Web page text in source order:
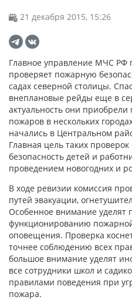
21 декабря 2015, 15:26
Главное управление МЧС РФ
проверяет пожарную
садах северной столицы.
внеплановые рейды еще в
актуальность они
пожаров в нескольких
начались в Центральном
Главная цель таких проверок
безопасность детей и
проведением новогодних и
В ходе ревизии комиссия
путей эвакуации,
Особенное внимание уделят
функционированию
оповещения. Проверка
точнее соблюдению всех
большое внимание уделят
все сотрудники школ и
правилами поведения при
пожара.